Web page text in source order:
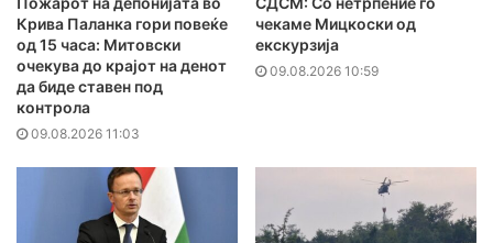
Крива Паланка гори повеќе
од 15 часа: Митовски
очекува до крајот на денот
да биде ставен под
контрола
09.08.2026 11:03
чекаме Мицкоски од
екскурзија
09.08.2026 10:59